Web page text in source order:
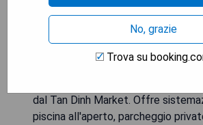
Aperto nel giugno 2020, Muong
dal Tan Dinh Market. Offre
piscina all'aperto, parcheggio
No, grazie
Trova su